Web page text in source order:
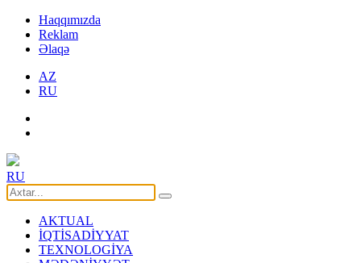
Haqqımızda
Reklam
Əlaqə
AZ
RU
RU
AKTUAL
İQTİSADİYYAT
TEXNOLOGİYA